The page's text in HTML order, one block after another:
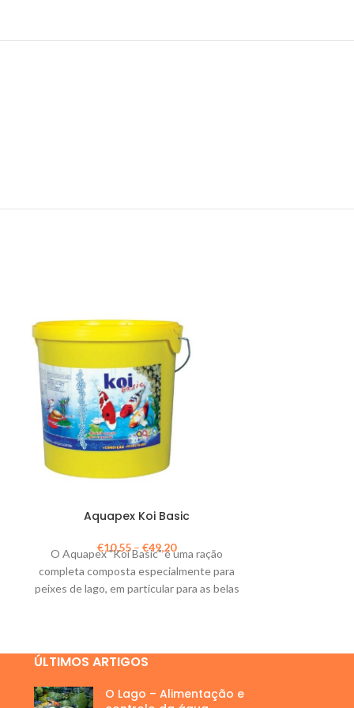
Aquapex Koi Basic
€10,55–€49,20
O Aquapex "Koi Basic" é uma ração
completa composta especialmente para
peixes de lago, em particular para as belas
ÚLTIMOS ARTIGOS
O Lago – Alimentação e